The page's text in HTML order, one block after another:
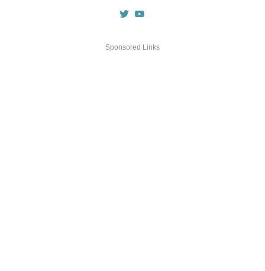
Sponsored Links